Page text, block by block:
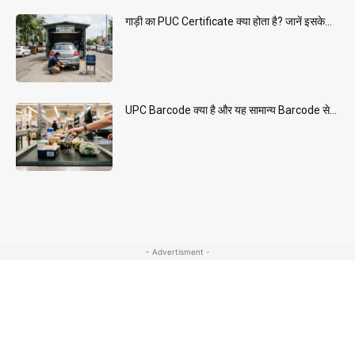
गाड़ी का PUC Certificate क्या होता है? जानें इसके...
UPC Barcode क्या है और यह सामान्य Barcode से...
- Advertisment -